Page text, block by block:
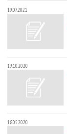
19.07.2021
19.10.2020
18.05.2020